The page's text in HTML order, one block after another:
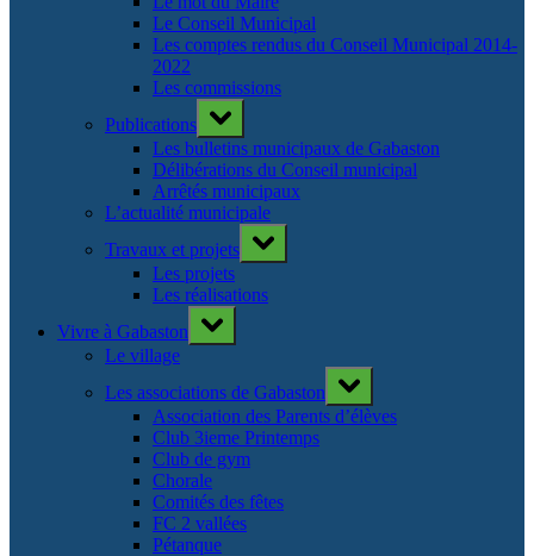
Le Conseil Municipal
Les comptes rendus du Conseil Municipal 2014-
2022
Les commissions
Publications
Toggle
sub-
menu
Les bulletins municipaux de Gabaston
Délibérations du Conseil municipal
Arrêtés municipaux
L’actualité municipale
Travaux et projets
Toggle
sub-
Les projets
Les réalisations
Vivre à Gabaston
Toggle
sub-
Le village
Les associations de Gabaston
Toggle
sub-
menu
Association des Parents d’élèves
Club 3ieme Printemps
Club de gym
Chorale
Comités des fêtes
FC 2 vallées
Pétanque